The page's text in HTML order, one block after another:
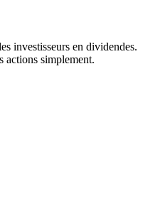
investisseurs en dividendes.
actions simplement.